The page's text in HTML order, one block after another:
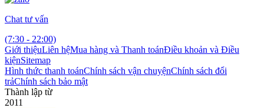
Chat tư vấn
(7:30 - 22:00)
Giới thiệuLiên hệMua hàng và Thanh toánĐiều khoản và Điều
kiệnSitemap
Hình thức thanh toánChính sách vận chuyệnChính sách đổi
trảChính sách bảo mật
Thành lập từ
2011